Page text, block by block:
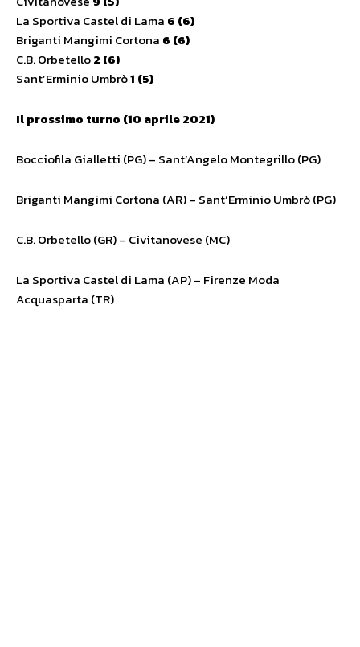
La Sportiva Castel di Lama 6 (6)
Briganti Mangimi Cortona 6 (6)
C.B. Orbetello2 (6)
Sant’Erminio Umbrò1 (5)
Il prossimo turno (10 aprile 2021)
Bocciofila Gialletti (PG) – Sant’Angelo Montegrillo (PG)
Briganti Mangimi Cortona (AR) – Sant’Erminio Umbrò (PG)
C.B. Orbetello (GR) – Civitanovese (MC)
La Sportiva Castel di Lama (AP) – Firenze Moda
Acquasparta (TR)